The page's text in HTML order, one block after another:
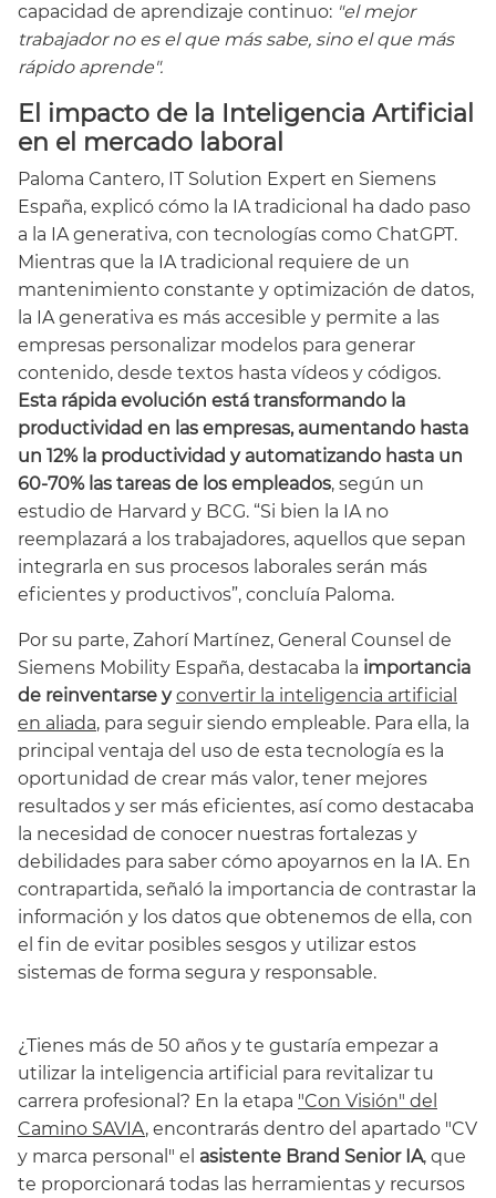
capacidad de aprendizaje continuo: "el mejor
trabajador no es el que más sabe, sino el que más
rápido aprende".
El impacto de la Inteligencia Artificial
en el mercado laboral
Paloma Cantero, IT Solution Expert en Siemens
España, explicó cómo la IA tradicional ha dado paso
a la IA generativa, con tecnologías como ChatGPT.
Mientras que la IA tradicional requiere de un
mantenimiento constante y optimización de datos,
la IA generativa es más accesible y permite a las
empresas personalizar modelos para generar
contenido, desde textos hasta vídeos y códigos.
Esta rápida evolución está transformando la
productividad en las empresas, aumentando hasta
un 12% la productividad y automatizando hasta un
60-70% las tareas de los empleados, según un
estudio de Harvard y BCG. “Si bien la IA no
reemplazará a los trabajadores, aquellos que sepan
integrarla en sus procesos laborales serán más
eficientes y productivos”, concluía Paloma.
Por su parte, Zahorí Martínez, General Counsel de
Siemens Mobility España, destacaba la importancia
de reinventarse yconvertir la inteligencia artificial
en aliada, para seguir siendo empleable. Para ella, la
principal ventaja del uso de esta tecnología es la
oportunidad de crear más valor, tener mejores
resultados y ser más eficientes, así como destacaba
la necesidad de conocer nuestras fortalezas y
debilidades para saber cómo apoyarnos en la IA. En
contrapartida, señaló la importancia de contrastar la
información y los datos que obtenemos de ella, con
el fin de evitar posibles sesgos y utilizar estos
sistemas de forma segura y responsable.
¿Tienes más de 50 años y te gustaría empezar a
utilizar la inteligencia artificial para revitalizar tu
carrera profesional? En la etapa "Con Visión" del
Camino SAVIA, encontrarás dentro del apartado "CV
y marca personal" el asistente Brand Senior IA, que
te proporcionará todas las herramientas y recursos